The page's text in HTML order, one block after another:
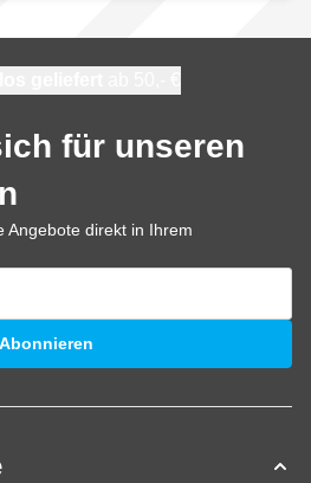
für unseren
Angebote direkt in Ihrem
Abonnieren